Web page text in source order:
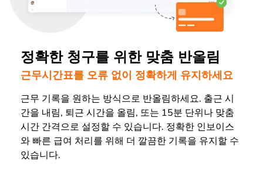
정확한 청구를 위한 맞춤 반올림
근무시간표를 오류 없이 정확하게 유지하세요
근무 기록을 원하는 방식으로 반올림하세요. 출근 시
간을 내림, 퇴근 시간을 올림, 또는 15분 단위나 맞춤
시간 간격으로 설정할 수 있습니다. 정확한 인보이스
와 빠른 급여 처리를 위해 더 깔끔한 기록을 유지할 수
있습니다.